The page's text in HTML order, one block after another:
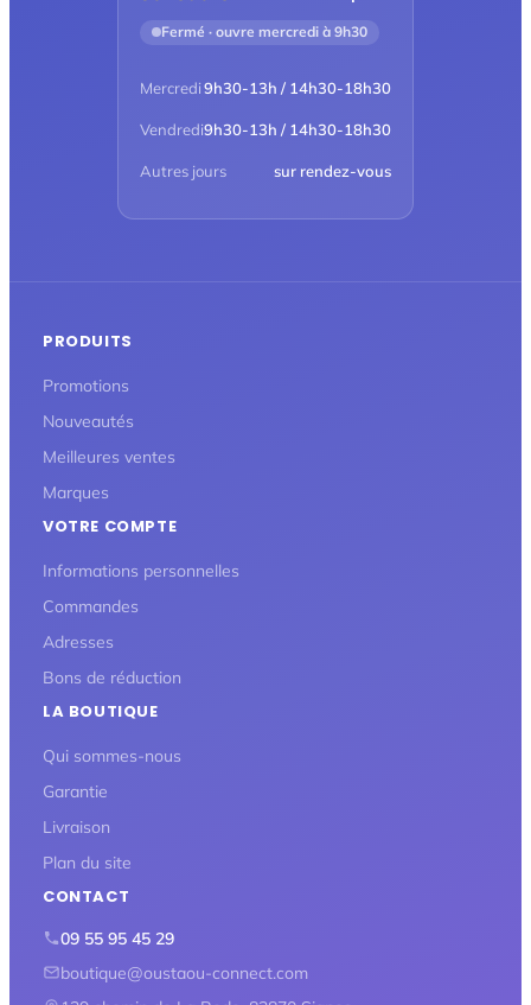
Fermé · ouvre mercredi à 9h30
Mercredi9h30-13h / 14h30-18h30
Vendredi9h30-13h / 14h30-18h30
Autres jours sur rendez-vous
PRODUITS
Promotions
Nouveautés
Meilleures ventes
Marques
VOTRE COMPTE
Informations personnelles
Commandes
Adresses
Bons de réduction
LA BOUTIQUE
Qui sommes-nous
Garantie
Livraison
Plan du site
CONTACT
09 55 95 45 29
boutique@oustaou-connect.com